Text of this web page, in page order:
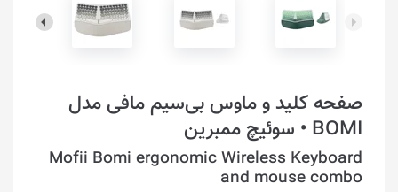
صفحه کلید و ماوس بی‌سیم مافی مدل
BOMI • سوئیچ ممبرین
Mofii Bomi ergonomic Wireless Keyboard
and mouse combo